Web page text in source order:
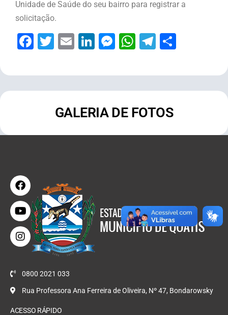
Unidade de Saúde do seu bairro para registrar a
solicitação.
Facebook
Twitter
EmailLinkedIn
Messenger
WhatsApp
Telegram
GALERIA DE FOTOS
0800 2021 033
Rua Professora Ana Ferreira de Oliveira, Nº 47, Bondarowsky
ACESSO RÁPIDO